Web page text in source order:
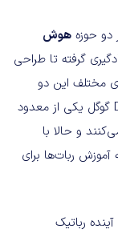
هوش
گرفته تا طراحی
مختلف این دو
فناوری وجود دارد. محققان DeepMind Robotics گوگل یکی از معدود
و حالا با
ربات‌ها برای
رباتیک